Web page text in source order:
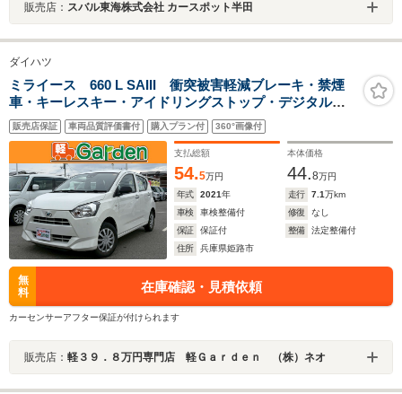
販売店： スバル東海株式会社 カースポット半田
ダイハツ
ミライース 660 L SAIII 衝突被害軽減ブレーキ・禁煙
車・キーレスキー・アイドリングストップ・デジタルメ
ーター
販売店保証 車両品質評価書付 購入プラン付 360°画像付
支払総額
54.5万円
本体価格
44.8万円
年式
2021年 走行 7.1万km
車検
車検整備付 修復
なし
保証
保証付 整備
法定整備付
住所
兵庫県姫路市
無
料
在庫確認・見積依頼
カーセンサーアフター保証が付けられます
販売店： 軽３９．８万円専門店 軽Ｇａｒｄｅｎ （株）ネオ